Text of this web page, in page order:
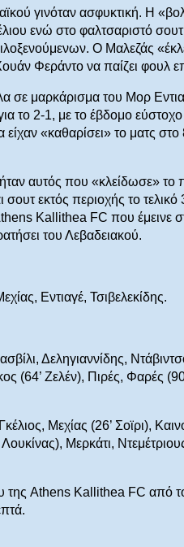
γινόταν ασφυκτική. Η
ενώ στο φαλτσαριστό
Ο Μαλεζάς
Φεράντο να παίζει φουλ
σε μαρκάρισμα του Μορ
το 2-1, με το έβδομο εύστοχο
«καθαρίσει» το ματς στο
αυτός που «κλείδωσε» το
σουτ εκτός περιοχής το
Kallithea FC που έμεινε
του Λεβαδειακού.
Εντιαγέ, Τσιβελεκίδης.
Δεληγιαννίδης,
(64’ Ζελέν), Πιρές, Φαρές
Μεχίας (26’ Σοϊρι),
Μερκάτι,
της Athens Kallithea FC από